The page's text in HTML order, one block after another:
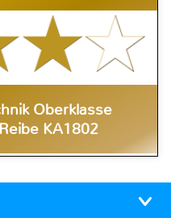
Oberklasse
KA1802